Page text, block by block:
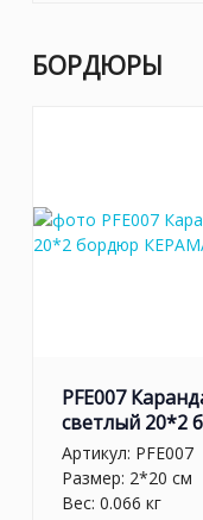
БОРДЮРЫ
PFE007
светлый 20*2
Артикул: PFE007
Размер: 2*20 см
Вес: 0.066 кг